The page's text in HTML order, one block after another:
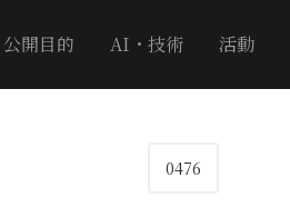
公開目的 AI・技術 活動
0476